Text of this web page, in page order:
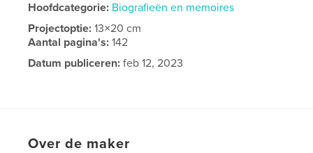
Hoofdcategorie: Biografieën en memoires
Projectoptie:13×20 cm
Aantal pagina's:142
Datum publiceren: feb 12, 2023
Over de maker